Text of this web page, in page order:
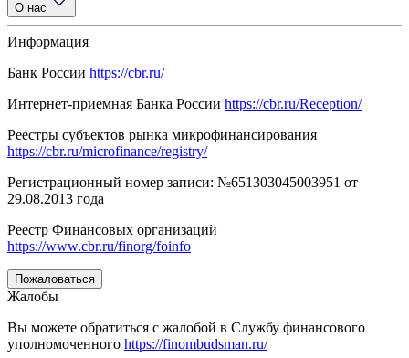
О нас
Информация
Банк России https://cbr.ru/
Интернет-приемная Банка России https://cbr.ru/Reception/
Реестры субъектов рынка микрофинансирования
https://cbr.ru/microfinance/registry/
Регистрационный номер записи: №651303045003951 от
29.08.2013 года
Реестр Финансовых организаций
https://www.cbr.ru/finorg/foinfo
Пожаловаться
Жалобы
Вы можете обратиться с жалобой в Службу финансового
уполномоченного https://finombudsman.ru/